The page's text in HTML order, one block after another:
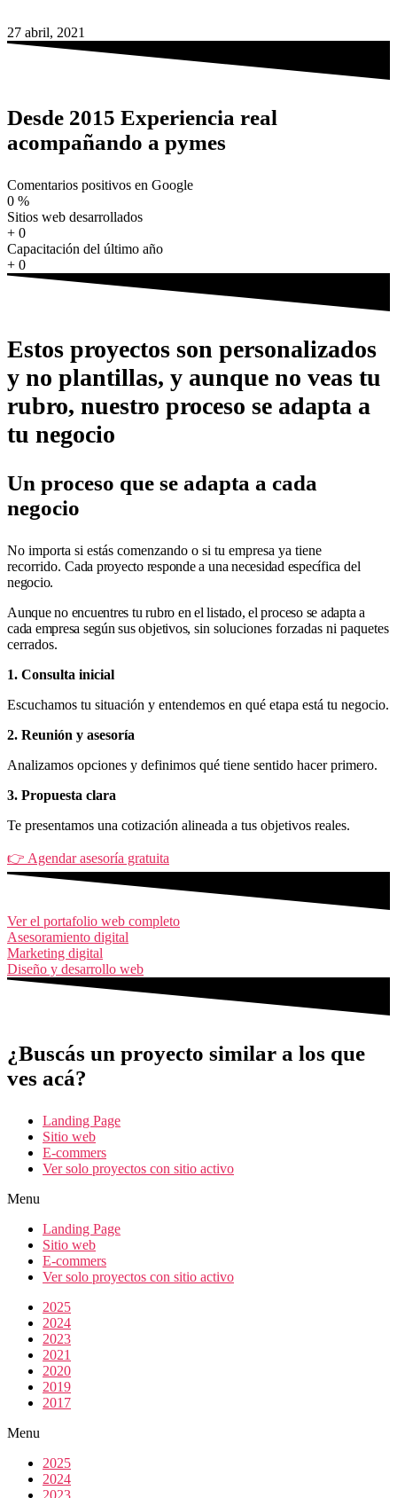
27 abril, 2021
Desde 2015 Experiencia real
acompañando a pymes
Comentarios positivos en Google
0 %
Sitios web desarrollados
+ 0
Capacitación del último año
+ 0
Estos proyectos son personalizados
y no plantillas, y aunque no veas tu
rubro, nuestro proceso se adapta a
tu negocio
Un proceso que se adapta a cada
negocio
No importa si estás comenzando o si tu empresa ya tiene
recorrido. Cada proyecto responde a una necesidad específica del
negocio.
Aunque no encuentres tu rubro en el listado, el proceso se adapta a
cada empresa según sus objetivos, sin soluciones forzadas ni paquetes
cerrados.
1. Consulta inicial
Escuchamos tu situación y entendemos en qué etapa está tu negocio.
2. Reunión y asesoría
Analizamos opciones y definimos qué tiene sentido hacer primero.
3. Propuesta clara
Te presentamos una cotización alineada a tus objetivos reales.
👉 Agendar asesoría gratuita
Ver el portafolio web completo
Asesoramiento digital
Marketing digital
Diseño y desarrollo web
¿Buscás un proyecto similar a los que
ves acá?
Landing Page
Sitio web
E-commers
Ver solo proyectos con sitio activo
Menu
Landing Page
Sitio web
E-commers
Ver solo proyectos con sitio activo
2025
2024
2023
2021
2020
2019
2017
Menu
2025
2024